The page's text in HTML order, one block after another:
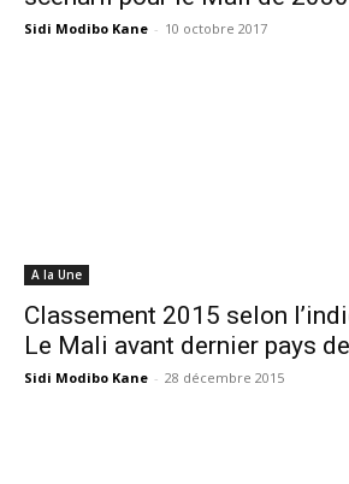
Sidi Modibo Kane - 10 octobre 2017
A la Une
Classement 2015 selon
Le Mali avant dernier pays
Sidi Modibo Kane - 28 décembre 2015